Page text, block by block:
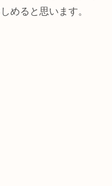
めると思います。